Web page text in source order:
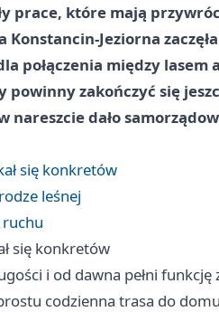
prace, które mają
Jeziorna
połączenia między lasem
zakończyć się
dało
się konkretów
leśnej
się konkretów
i od dawna pełni funkcję
codzienna trasa do